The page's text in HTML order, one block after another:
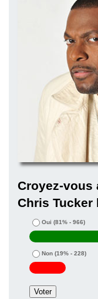
Croyez-vous
Chris Tucker
Oui (81% - 966)
Non (19% - 228)